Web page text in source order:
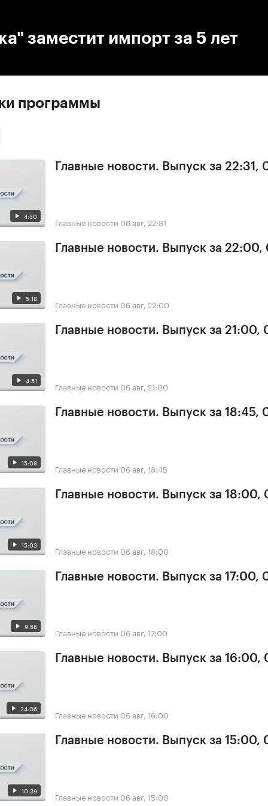
заместит импорт за 5 лет
программы
4:50
Главные новости. Выпуск за
Главные новости 06 авг, 22:31
5:18
Главные новости. Выпуск за
Главные новости 06 авг, 22:00
4:51
Главные новости. Выпуск за
Главные новости 06 авг, 21:00
15:08
Главные новости. Выпуск за
Главные новости 06 авг, 18:45
15:03
Главные новости. Выпуск за
Главные новости 06 авг, 18:00
9:56
Главные новости. Выпуск за
Главные новости 06 авг, 17:00
24:06
Главные новости. Выпуск за
Главные новости 06 авг, 16:00
10:39
Главные новости. Выпуск за
Главные новости 06 авг, 15:00